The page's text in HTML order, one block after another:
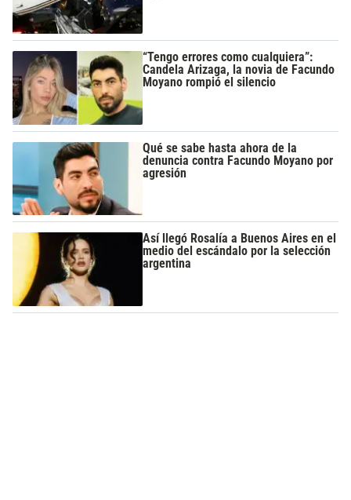
“Tengo errores como cualquiera”:
Candela Arizaga, la novia de Facundo
Moyano rompió el silencio
Qué se sabe hasta ahora de la
denuncia contra Facundo Moyano por
agresión
Así llegó Rosalía a Buenos Aires en el
medio del escándalo por la selección
argentina